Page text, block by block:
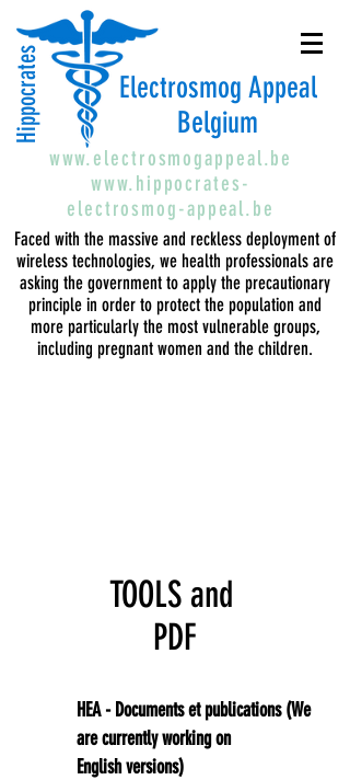
Hippocrates
Electrosmog Appeal
Belgium
www.electrosmogappeal.be
www.hippocrates-
electrosmog-appeal.be
Faced with the massive and reckless deployment of
wireless technologies, we health professionals are
asking the government to apply the precautionary
principle in order to protect the population and
more particularly the most vulnerable groups,
including pregnant women and the children.
TOOLS and
PDF
HEA - Documents et publications (We
are currently working on
English versions)